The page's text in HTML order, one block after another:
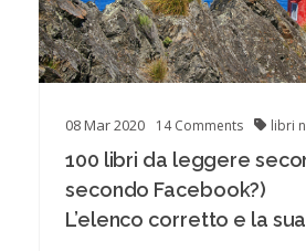
08Mar2020 14Comments libri
100 libri da leggere
secondo Facebook?)
L’elenco corretto e la